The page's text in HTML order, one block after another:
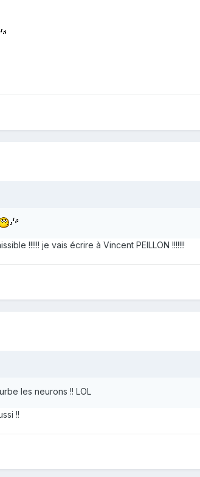
!!!!!! je vais écrire à Vincent PEILLON !!!!!!!
les neurons !! LOL
!!